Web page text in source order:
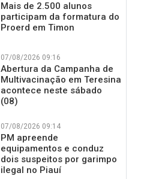
Mais de 2.500 alunos
participam da formatura do
Proerd em Timon
07/08/2026 09:16
Abertura da Campanha de
Multivacinação em Teresina
acontece neste sábado
(08)
07/08/2026 09:14
PM apreende
equipamentos e conduz
dois suspeitos por garimpo
ilegal no Piauí